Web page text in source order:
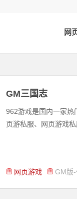
网
GM三国志
962游戏是国内一家热
页游私服、网页游戏
网页游戏 GM版